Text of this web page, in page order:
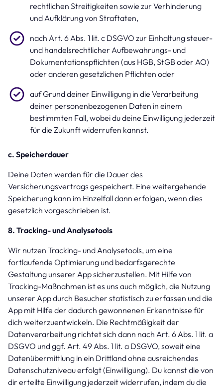
rechtlichen Streitigkeiten sowie zur Verhinderung
und Aufklärung von Straftaten,
nach Art. 6 Abs. 1 lit. c DSGVO zur Einhaltung steuer-
und handelsrechtlicher Aufbewahrungs- und
Dokumentationspflichten (aus HGB, StGB oder AO)
oder anderen gesetzlichen Pflichten oder
auf Grund deiner Einwilligung in die Verarbeitung
deiner personenbezogenen Daten in einem
bestimmten Fall, wobei du deine Einwilligung jederzeit
für die Zukunft widerrufen kannst.
c. Speicherdauer
Deine Daten werden für die Dauer des
Versicherungsvertrags gespeichert. Eine weitergehende
Speicherung kann im Einzelfall dann erfolgen, wenn dies
gesetzlich vorgeschrieben ist.
8. Tracking- und Analysetools
Wir nutzen Tracking- und Analysetools, um eine
fortlaufende Optimierung und bedarfsgerechte
Gestaltung unserer App sicherzustellen. Mit Hilfe von
Tracking-Maßnahmen ist es uns auch möglich, die Nutzung
unserer App durch Besucher statistisch zu erfassen und die
App mit Hilfe der dadurch gewonnenen Erkenntnisse für
dich weiterzuentwickeln. Die Rechtmäßigkeit der
Datenverarbeitung richtet sich dann nach Art. 6 Abs. 1 lit. a
DSGVO und ggf. Art. 49 Abs. 1 lit. a DSGVO, soweit eine
Datenübermittlung in ein Drittland ohne ausreichendes
Datenschutzniveau erfolgt (Einwilligung). Du kannst die von
dir erteilte Einwilligung jederzeit widerrufen, indem du die